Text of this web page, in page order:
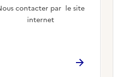
contacter par le site
internet